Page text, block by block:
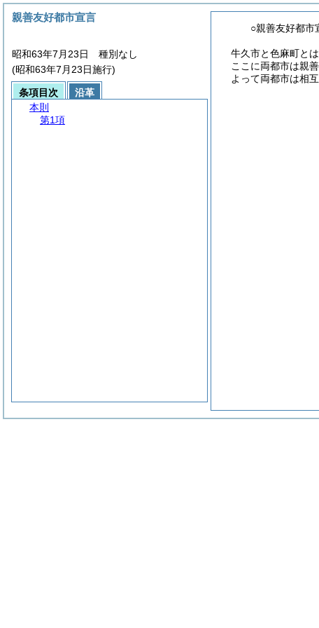
○親善友好都市
牛久市と色麻町と
ここに両都市は親
よって両都市は相
親善友好都市宣言
昭和63年7月23日 種別なし
(昭和63年7月23日施行)
条項目次
沿革
本則
第1項